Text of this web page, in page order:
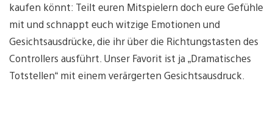
kaufen könnt: Teilt euren Mitspielern doch eure Gefühle
mit und schnappt euch witzige Emotionen und
Gesichtsausdrücke, die ihr über die Richtungstasten des
Controllers ausführt. Unser Favorit ist ja „Dramatisches
Totstellen“ mit einem verärgerten Gesichtsausdruck.